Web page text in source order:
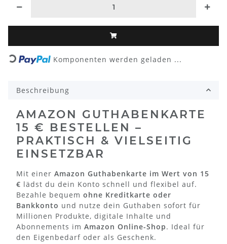
Loading... Komponenten werden geladen ...
Beschreibung
AMAZON GUTHABENKARTE
15 € BESTELLEN –
PRAKTISCH & VIELSEITIG
EINSETZBAR
Mit einer Amazon Guthabenkarte im Wert von 15
€ lädst du dein Konto schnell und flexibel auf.
Bezahle bequem ohne Kreditkarte oder
Bankkonto und nutze dein Guthaben sofort für
Millionen Produkte, digitale Inhalte und
Abonnements im Amazon Online-Shop. Ideal für
den Eigenbedarf oder als Geschenk.